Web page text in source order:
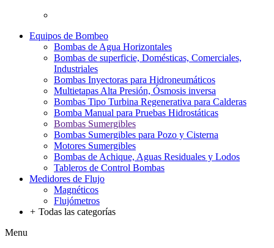
Equipos de Bombeo
Bombas de Agua Horizontales
Bombas de superficie, Domésticas, Comerciales,
Industriales
Bombas Inyectoras para Hidroneumáticos
Multietapas Alta Presión, Ósmosis inversa
Bombas Tipo Turbina Regenerativa para Calderas
Bomba Manual para Pruebas Hidrostáticas
Bombas Sumergibles
Bombas Sumergibles para Pozo y Cisterna
Motores Sumergibles
Bombas de Achique, Aguas Residuales y Lodos
Tableros de Control Bombas
Medidores de Flujo
Magnéticos
Flujómetros
+ Todas las categorías
Menu